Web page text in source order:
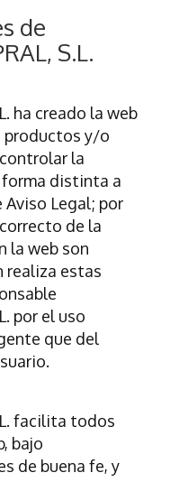
de
S.L.
ha creado la web
productos y/o
la
distinta a
Legal; por
de la
la web son
realiza estas
por el uso
que del
facilita todos
bajo
de buena fe, y